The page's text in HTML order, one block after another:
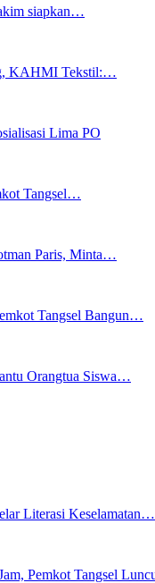
siapkan…
KAHMI Tekstil:…
Lima PO
Tangsel…
Paris, Minta…
Tangsel Bangun…
Orangtua Siswa…
Literasi Keselamatan…
Pemkot Tangsel